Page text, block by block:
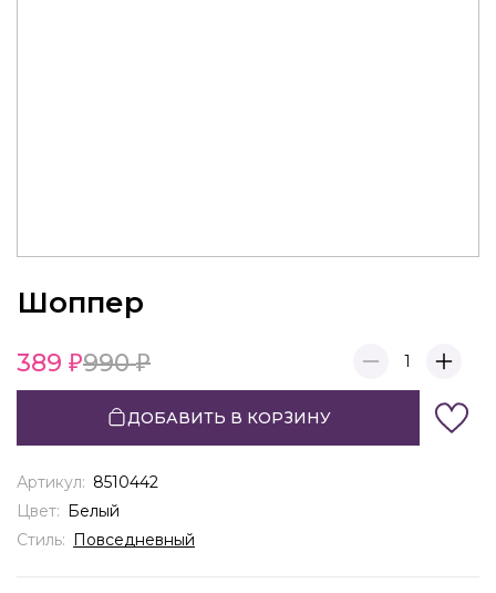
Шоппер
389 990 1
ДОБАВИТЬ В КОРЗИНУ
Артикул: 8510442
Цвет: Белый
Стиль: Повседневный